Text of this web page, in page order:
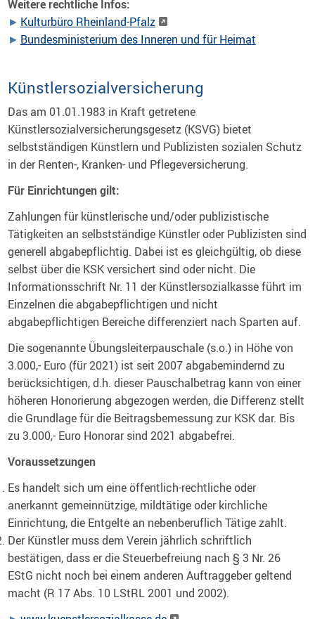
Weitere rechtliche Infos:
Kulturbüro Rheinland-Pfalz
Bundesministerium des Inneren und für Heimat
Künstlersozialversicherung
Das am 01.01.1983 in Kraft getretene
Künstlersozialversicherungsgesetz (KSVG) bietet
selbstständigen Künstlern und Publizisten sozialen Schutz
in der Renten-, Kranken- und Pflegeversicherung.
Für Einrichtungen gilt:
Zahlungen für künstlerische und/oder publizistische
Tätigkeiten an selbstständige Künstler oder Publizisten sind
generell abgabepflichtig. Dabei ist es gleichgültig, ob diese
selbst über die KSK versichert sind oder nicht. Die
Informationsschrift Nr. 11 der Künstlersozialkasse führt im
Einzelnen die abgabepflichtigen und nicht
abgabepflichtigen Bereiche differenziert nach Sparten auf.
Die sogenannte Übungsleiterpauschale (s.o.) in Höhe von
3.000,- Euro (für 2021) ist seit 2007 abgabemindernd zu
berücksichtigen, d.h. dieser Pauschalbetrag kann von einer
höheren Honorierung abgezogen werden, die Differenz stellt
die Grundlage für die Beitragsbemessung zur KSK dar. Bis
zu 3.000,- Euro Honorar sind 2021 abgabefrei.
Voraussetzungen
Es handelt sich um eine öffentlich-rechtliche oder
anerkannt gemeinnützige, mildtätige oder kirchliche
Einrichtung, die Entgelte an nebenberuflich Tätige zahlt.
Der Künstler muss dem Verein jährlich schriftlich
bestätigen, dass er die Steuerbefreiung nach § 3 Nr. 26
EStG nicht noch bei einem anderen Auftraggeber geltend
macht (R 17 Abs. 10 LStRL 2001 und 2002).